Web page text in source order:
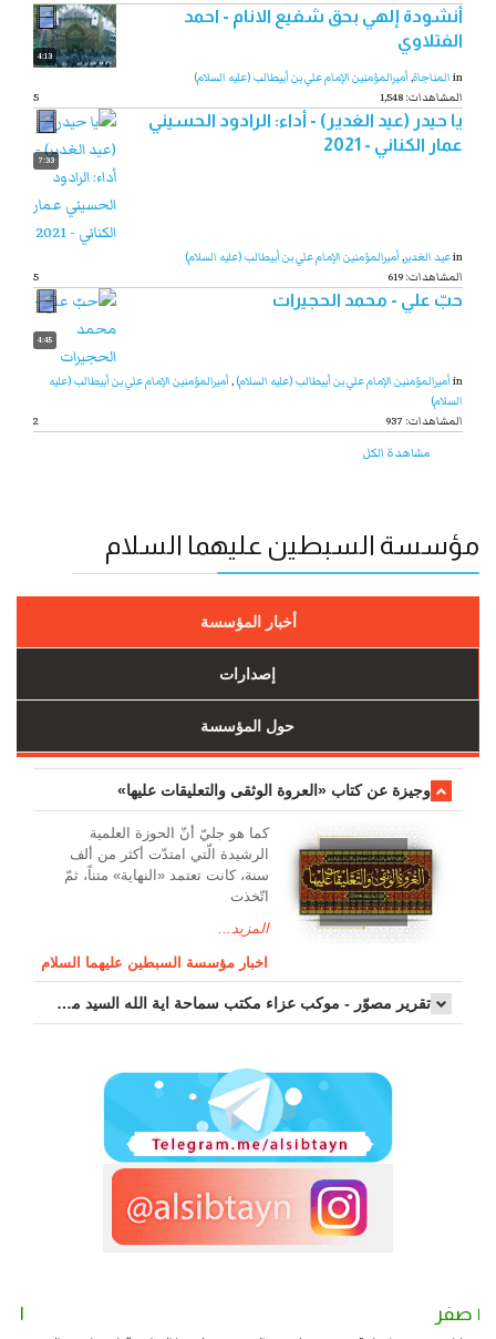
4:13
أنشودة إلهي بحق شفيع الانام - احمد
الفتلاوي
inالمناجاة,أميرالمؤمنين الإمام علي بن أبيطالب (عليه السلام)
5
1,548 :المشاهدات
7:33
يا حيدر (عيد الغدير) - أداء: الرادود الحسيني
عمار الكناني - 2021
inعيد الغدير,أميرالمؤمنين الإمام علي بن أبيطالب (عليه السلام)
5
619 :المشاهدات
4:45
حبّ علي - محمد الحجيرات
inأميرالمؤمنين الإمام علي بن أبيطالب (عليه السلام),أميرالمؤمنين الإمام علي بن أبيطالب (عليه
السلام)
2
937 :المشاهدات
مشاهدة الكل
مؤسسة السبطين عليهما السلام
أخبار المؤسسة
إصدارات
حول المؤسسة
وجیزة عن کتاب «العروة الوثقی والتعلیقات علیها»
کما هو جليّ أنّ الحوزة العلمیة
الرشیدة الّتي امتدّت أكثر من ألف
سنة، كانت تعتمد «النهاية» متناً، ثمّ
اتّخذت
المزيد...
اخبار مؤسسة السبطين عليهما السلام
تقرير مصوّر - موكب عزاء مکتب سماحة اية الله السيد مرتضى الموسوي الاصفهاني في يوم إستشهاد السيدة فاطم...
٢ صفر